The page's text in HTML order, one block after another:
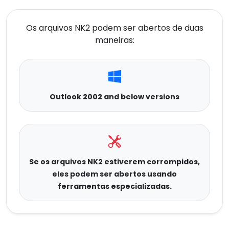
Os arquivos NK2 podem ser abertos de duas
maneiras:
Outlook 2002 and below versions
Se os arquivos NK2 estiverem corrompidos,
eles podem ser abertos usando
ferramentas especializadas.